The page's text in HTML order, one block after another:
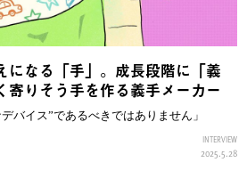
になる「手」。成長段階に「義
寄りそう手を作る義手メーカー
バイス”であるべきではありません」
INTERVIEW
2025.5.28